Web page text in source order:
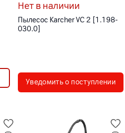
Нет в наличии
Пылесос Karcher VC 2 [1.198-
030.0]
Уведомить о поступлении